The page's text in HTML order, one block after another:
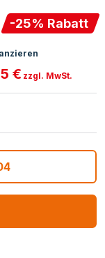
-25% Rabatt
€ zzgl. MwSt.